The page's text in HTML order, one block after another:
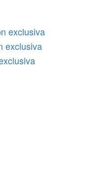
exclusiva
exclusiva